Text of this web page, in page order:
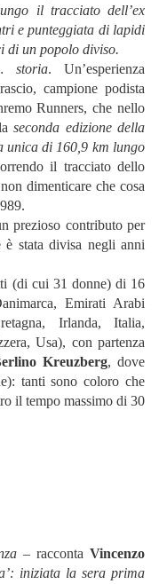
il tracciato dell’ex
e punteggiata di lapidi
di un popolo diviso.
storia. Un’esperienza
campione podista
Runners, che nello
seconda edizione della
unica di 160,9 km lungo
il tracciato dello
dimenticare che cosa
prezioso contributo per
stata divisa negli anni
(di cui 31 donne) di 16
Emirati Arabi
Irlanda, Italia,
Usa), con partenza
Kreuzberg, dove
tanti sono coloro che
il tempo massimo di 30
–raccontaVincenzo
iniziata la sera prima